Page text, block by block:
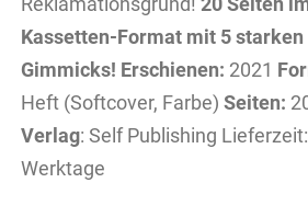
Kassetten-Format mit 5 starken
Gimmicks! Erschienen: 2021
Heft (Softcover, Farbe) Seiten:
Verlag: Self Publishing
Werktage